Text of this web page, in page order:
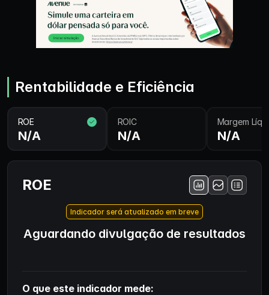
Rentabilidade e Eficiência
ROE
N/A
ROIC
N/A
Margem
N/A
ROE
Indicador será atualizado em breve
Aguardando divulgação de resultados
O que este indicador mede: